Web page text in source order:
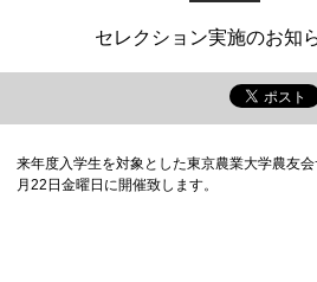
セレクション実施のお知
来年度入学生を対象とした東京農業大学農友
月22日金曜日に開催致します。